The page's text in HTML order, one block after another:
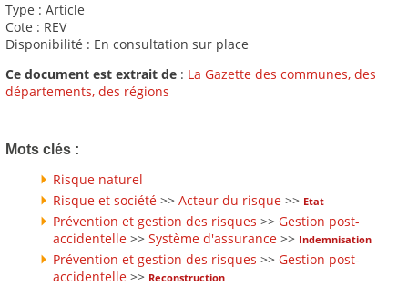
Type : Article
Cote : REV
Disponibilité : En consultation sur place
Ce document est extrait de : La Gazette des communes, des
départements, des régions
Mots clés :
Risque naturel
Risque et société >> Acteur du risque >> Etat
Prévention et gestion des risques >> Gestion post-
accidentelle >> Système d'assurance >> Indemnisation
Prévention et gestion des risques >> Gestion post-
accidentelle >> Reconstruction